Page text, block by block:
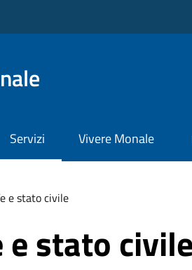
Servizi Vivere Monale
e stato civile
stato civile